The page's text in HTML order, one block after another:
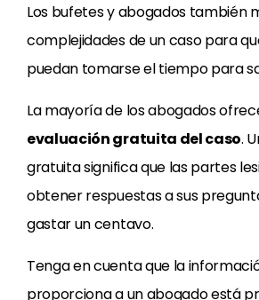
Los bufetes y abogados también
complejidades de un caso para
puedan tomarse el tiempo para
La mayoría de los abogados
evaluación gratuita del caso.
gratuita significa que las partes
obtener respuestas a sus
gastar un centavo.
Tenga en cuenta que la
proporciona a un abogado está